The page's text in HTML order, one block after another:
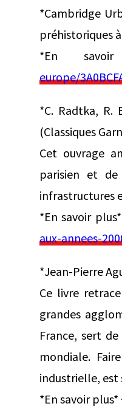
*Cambridge
préhistoriques
*En
europe/
*C. Radtka, R.
(Classiques
Cet ouvrage
parisien et
infrastructures
*En savoir
aux-annees-
*Jean-Pierre
Ce livre
grandes
France, sert
mondiale.
industrielle, est
*En savoir plus*